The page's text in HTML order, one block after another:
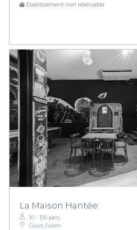
Établissement non réservable
La Maison Hantée
10 - 100 pers.
Cours Julien